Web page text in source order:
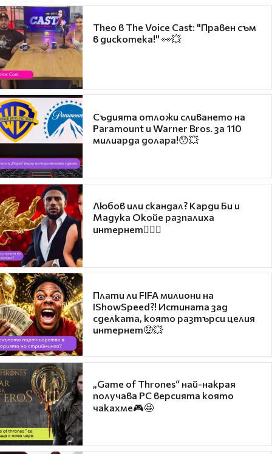
Theo в The Voice Cast: "Правен съм
в дискотека!" 👀💥
Съдията отложи сливането на
Paramount и Warner Bros. за 110
милиарда долара!😯💥
Любов или скандал? Карди Би и
Мадука Окойе разпалиха
интернет❤️‍🔥🔥
Плати ли FIFA милиони на
IShowSpeed?! Истината зад
сделката, която разтърси целия
интернет🤑💥
„Game of Thrones“ най-накрая
получава PC версията която
чакахме🎮🤩